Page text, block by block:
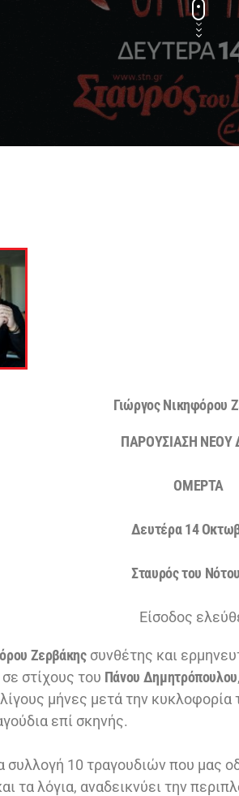
Γιώργος Νικηφόρου
ΠΑΡΟΥΣΙΑΣΗ ΝΕΟΥ
OΜΕΡΤΑ
Δευτέρα 14
Σταυρός του
Είσοδος
Ζερβάκηςσυνθέτης και
σε στίχους του Πάνου Δημητρόπουλου
μήνες μετά την κυκλοφορία
επί σκηνής.
10 τραγουδιών που μας
τα λόγια, αναδεικνύει την